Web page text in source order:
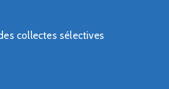
collectes sélectives